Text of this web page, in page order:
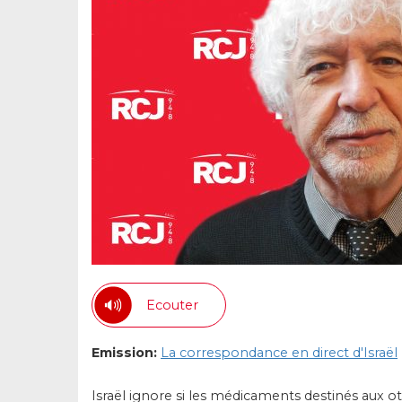
Ecouter
Emission: La correspondance en direct d'Israël
Israël ignore si les médicaments destinés aux